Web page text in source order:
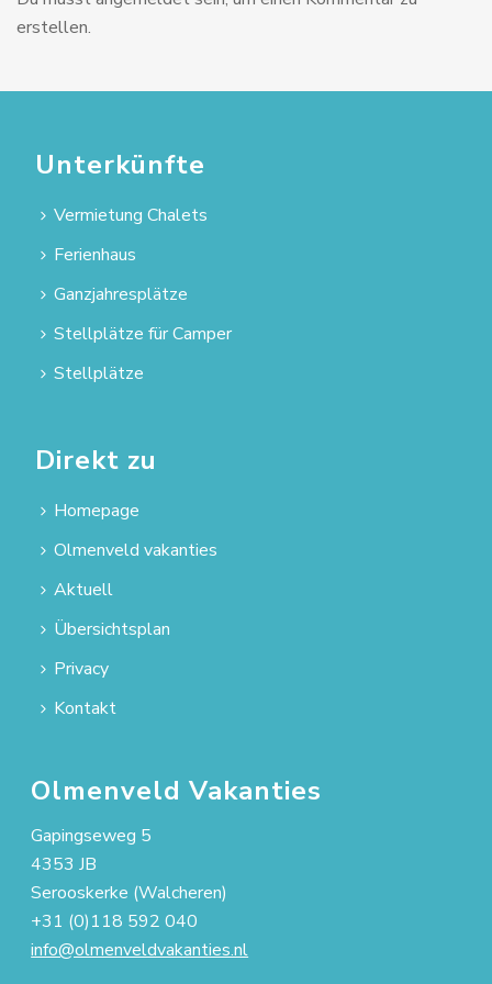
erstellen.
Unterkünfte
Vermietung Chalets
Ferienhaus
Ganzjahresplätze
Stellplätze für Camper
Stellplätze
Direkt zu
Homepage
Olmenveld vakanties
Aktuell
Übersichtsplan
Privacy
Kontakt
Olmenveld Vakanties
Gapingseweg 5
4353 JB
Serooskerke (Walcheren)
+31 (0)118 592 040
info@olmenveldvakanties.nl